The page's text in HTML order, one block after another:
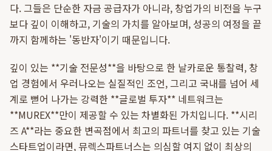
다. 그들은 단순한 자금 공급자가 아니라, 창업가의 비전을 누구
보다 깊이 이해하고, 기술의 가치를 알아보며, 성공의 여정을 끝
까지 함께하는 '동반자'이기 때문입니다.
깊이 있는 **기술 전문성**을 바탕으로 한 날카로운 통찰력, 창
업 경험에서 우러나오는 실질적인 조언, 그리고 국내를 넘어 세
계로 뻗어 나가는 강력한 **글로벌 투자** 네트워크는
**MUREX**만이 제공할 수 있는 차별화된 가치입니다. **시리
즈 A**라는 중요한 변곡점에서 최고의 파트너를 찾고 있는 기술
스타트업이라면, 뮤렉스파트너스는 의심할 여지 없이 최상의